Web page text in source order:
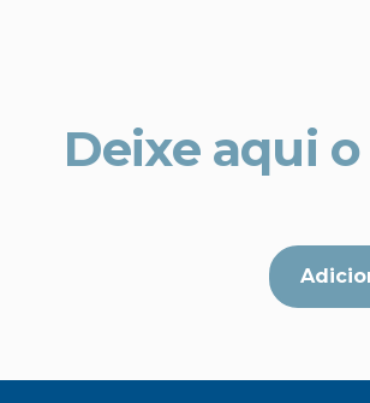
Deixe aqui